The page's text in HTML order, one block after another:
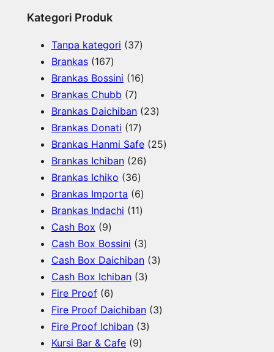
a
Kategori Produk
Tanpa kategori 373
P
o
d
u
k
Brankas 1671
6
7
P
r
o
d
u
k
Brankas Bossini 161
P
r
o
d
k
Brankas Chubb 77
P
r
o
d
u
k
Brankas Daichiban 232
P
Brankas Donati 171
7
P
r
o
d
k
Brankas Hanmi Safe 252
Brankas Ichiban 262
P
d
u
k
Brankas Ichiko 363
6
P
o
d
u
Brankas Importa 66
P
o
d
u
Brankas Indachi 111
P
r
o
u
k
Cash Box 99
P
r
o
d
u
k
Cash Box Bossini 33
P
r
d
u
Cash Box Daichiban 33
o
Cash Box Ichiban 33
r
o
Fire Proof 66
P
r
o
Fire Proof Daichiban 33
Fire Proof Ichiban 33
Kursi Bar & Cafe 99